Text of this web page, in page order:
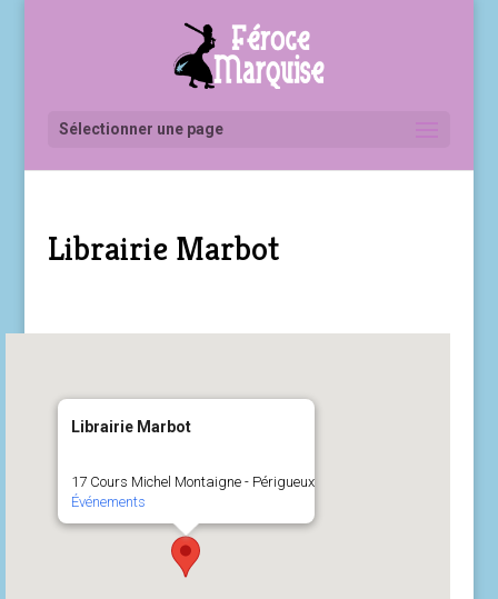
Sélectionner une page
Librairie Marbot
Librairie Marbot
17 Cours Michel Montaigne - Périgueux
Événements